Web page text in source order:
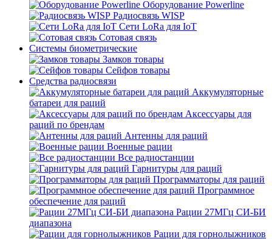
Оборудование Powerline
Радиосвязь WISP
Сети LoRa для IoT
Сотовая связь
Системы биометрические
Замков товары
Сейфов товары
Средства радиосвязи
Аккумуляторные
батареи для раций
Аксессуары для
раций по брендам
Антенны для раций
Военные рации
Все радиостанции
Гарнитуры для раций
Программаторы для раций
Программное
обеспечение для раций
Рации 27МГц СИ-БИ
диапазона
Рации для горнолыжников